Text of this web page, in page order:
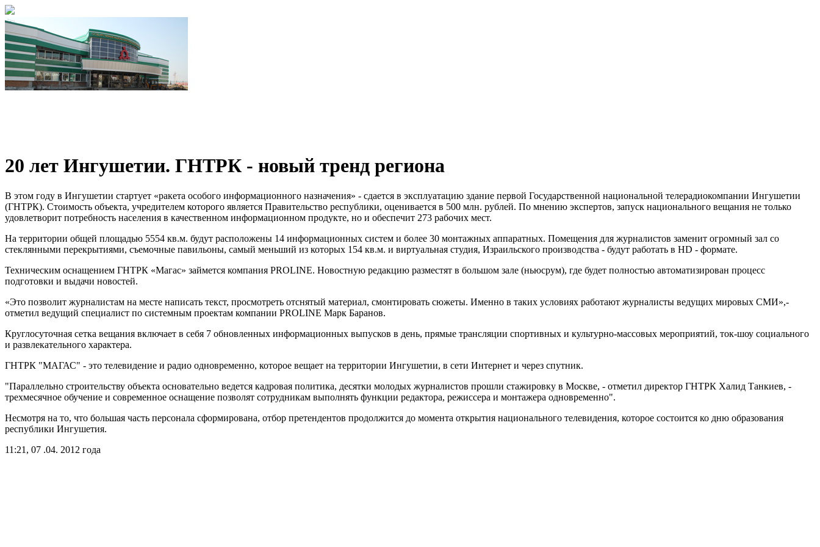
20 лет Ингушетии. ГНТРК - новый тренд региона
В этом году в Ингушетии стартует «ракета особого информационного назначения» - сдается в эксплуатацию здание первой Государственной национальной телерадиокомпании Ингушетии
(ГНТРК). Стоимость объекта, учредителем которого является Правительство республики, оценивается в 500 млн. рублей. По мнению экспертов, запуск национального вещания не только
удовлетворит потребность населения в качественном информационном продукте, но и обеспечит 273 рабочих мест.
На территории общей площадью 5554 кв.м. будут расположены 14 информационных систем и более 30 монтажных аппаратных. Помещения для журналистов заменит огромный зал со
стеклянными перекрытиями, съемочные павильоны, самый меньший из которых 154 кв.м. и виртуальная студия, Израильского производства - будут работать в НD - формате.
Техническим оснащением ГНТРК «Магас» займется компания PROLINE. Новостную редакцию разместят в большом зале (ньюсрум), где будет полностью автоматизирован процесс
подготовки и выдачи новостей.
«Это позволит журналистам на месте написать текст, просмотреть отснятый материал, смонтировать сюжеты. Именно в таких условиях работают журналисты ведущих мировых СМИ»,-
отметил ведущий специалист по системным проектам компании PROLINE Марк Баранов.
Круглосуточная сетка вещания включает в себя 7 обновленных информационных выпусков в день, прямые трансляции спортивных и культурно-массовых мероприятий, ток-шоу социального
и развлекательного характера.
ГНТРК "МАГАС" - это телевидение и радио одновременно, которое вещает на территории Ингушетии, в сети Интернет и через спутник.
"Параллельно строительству объекта основательно ведется кадровая политика, десятки молодых журналистов прошли стажировку в Москве, - отметил директор ГНТРК Халид Танкиев, -
трехмесячное обучение и современное оснащение позволят сотрудникам выполнять функции редактора, режиссера и монтажера одновременно".
Несмотря на то, что большая часть персонала сформирована, отбор претендентов продолжится до момента открытия национального телевидения, которое состоится ко дню образования
республики Ингушетия.
11:21, 07 .04. 2012 года